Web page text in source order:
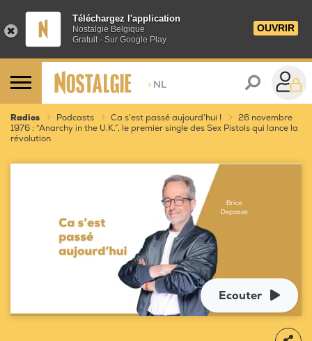
Téléchargez l'application
Nostalgie Belgique
Gratuit - Sur Google Play
OUVRIR
> NL
Radios Podcasts Ca s'est passé aujourd'hui !
26 novembre
1976 : “Anarchy in the U.K.”, le premier single des Sex Pistols qui lance la
révolution
Ecouter